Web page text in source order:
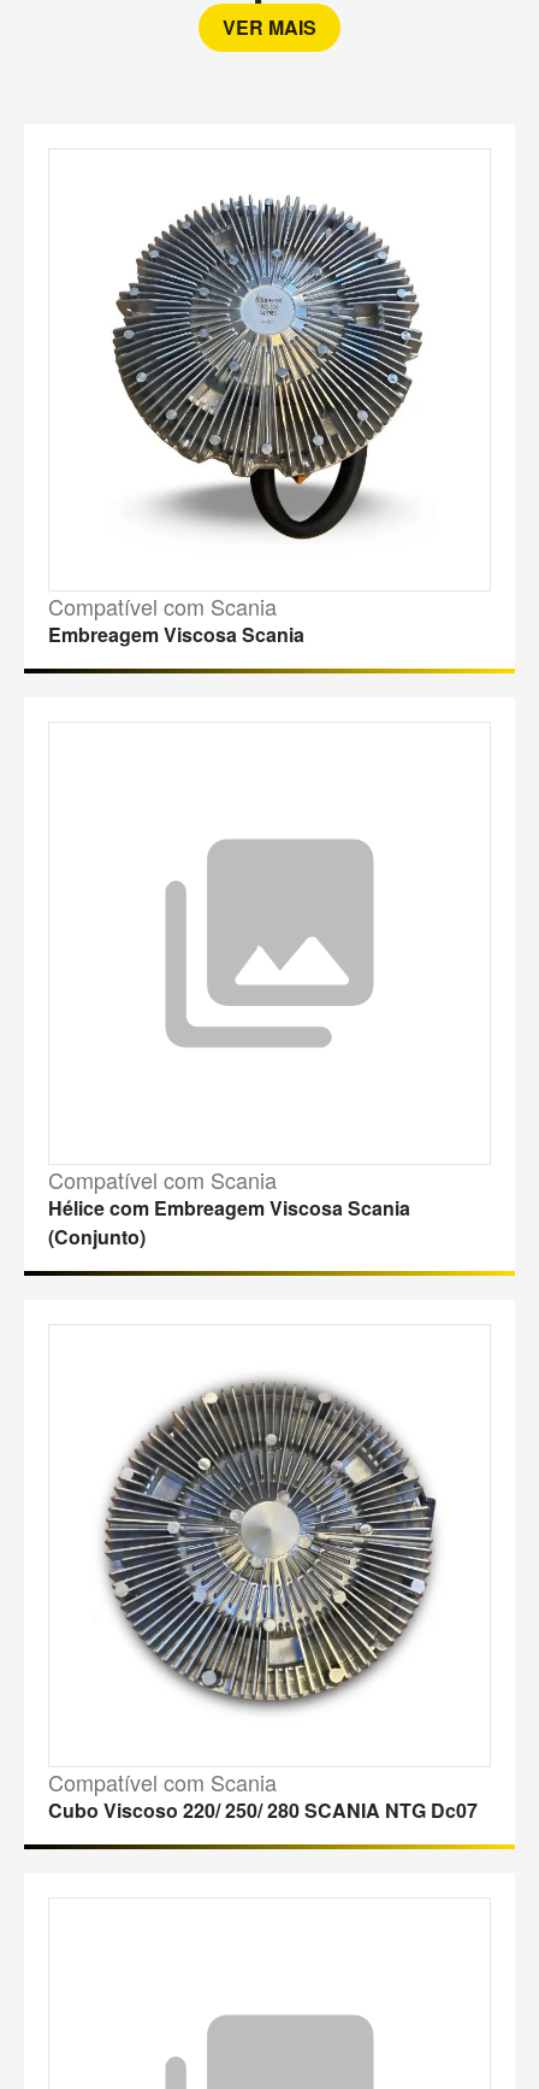
VER MAIS
Compatível com Scania
Embreagem Viscosa Scania
Compatível com Scania
Hélice com Embreagem Viscosa Scania
(Conjunto)
Compatível com Scania
Cubo Viscoso 220/ 250/ 280 SCANIA NTG Dc07